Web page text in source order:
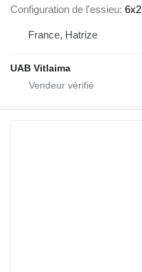
Configuration de l'essieu 6x2
France, Hatrize
UAB Vitlaima